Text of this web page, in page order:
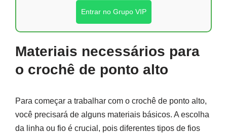
Entrar no Grupo VIP
Materiais necessários para
o crochê de ponto alto
Para começar a trabalhar com o crochê de ponto alto,
você precisará de alguns materiais básicos. A escolha
da linha ou fio é crucial, pois diferentes tipos de fios